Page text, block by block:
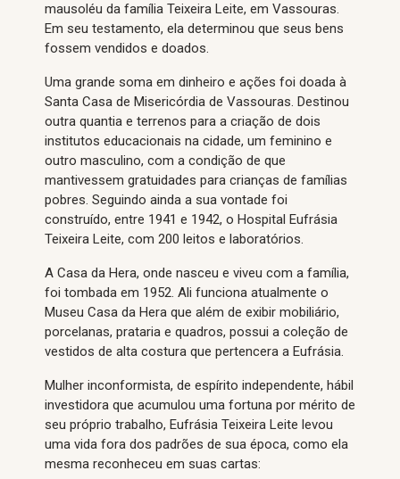
mausoléu da família Teixeira Leite, em Vassouras.
Em seu testamento, ela determinou que seus bens
fossem vendidos e doados.
Uma grande soma em dinheiro e ações foi doada à
Santa Casa de Misericórdia de Vassouras. Destinou
outra quantia e terrenos para a criação de dois
institutos educacionais na cidade, um feminino e
outro masculino, com a condição de que
mantivessem gratuidades para crianças de famílias
pobres. Seguindo ainda a sua vontade foi
construído, entre 1941 e 1942, o Hospital Eufrásia
Teixeira Leite, com 200 leitos e laboratórios.
A Casa da Hera, onde nasceu e viveu com a família,
foi tombada em 1952. Ali funciona atualmente o
Museu Casa da Hera que além de exibir mobiliário,
porcelanas, prataria e quadros, possui a coleção de
vestidos de alta costura que pertencera a Eufrásia.
Mulher inconformista, de espírito independente, hábil
investidora que acumulou uma fortuna por mérito de
seu próprio trabalho, Eufrásia Teixeira Leite levou
uma vida fora dos padrões de sua época, como ela
mesma reconheceu em suas cartas: